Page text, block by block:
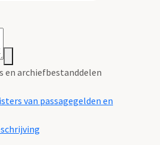
en archiefbestanddelen
van passagegelden en